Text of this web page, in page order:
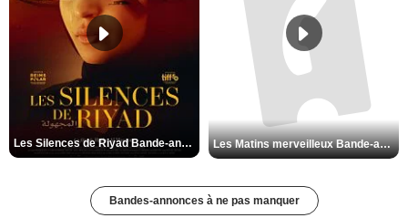
Les Silences de Riyad Bande-annonce VO STFR Les Matins merveilleux Bande-annonce VF
Bandes-annonces à ne pas manquer